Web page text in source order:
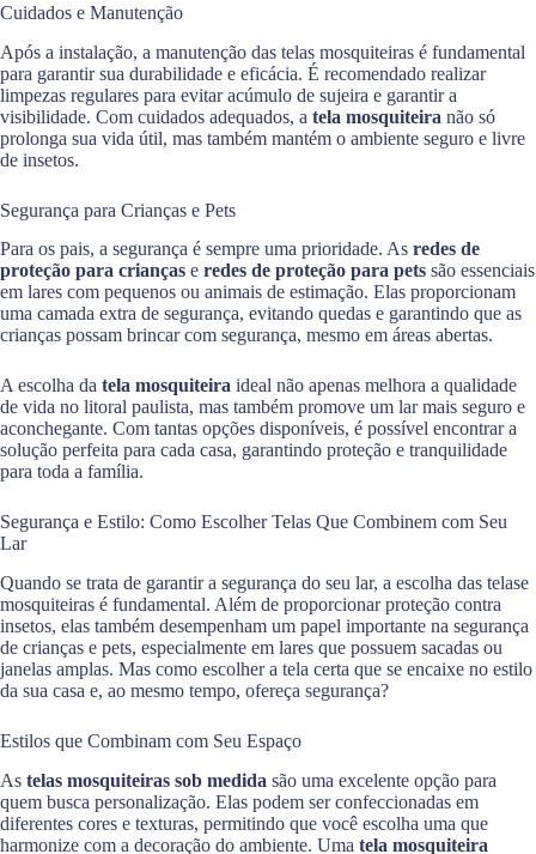
Cuidados e Manutenção
Após a instalação, a manutenção das telas mosquiteiras é fundamental
para garantir sua durabilidade e eficácia. É recomendado realizar
limpezas regulares para evitar acúmulo de sujeira e garantir a
visibilidade. Com cuidados adequados, a tela mosquiteira não só
prolonga sua vida útil, mas também mantém o ambiente seguro e livre
de insetos.
Segurança para Crianças e Pets
Para os pais, a segurança é sempre uma prioridade. As redes de
proteção para crianças e redes de proteção para pets são essenciais
em lares com pequenos ou animais de estimação. Elas proporcionam
uma camada extra de segurança, evitando quedas e garantindo que as
crianças possam brincar com segurança, mesmo em áreas abertas.
A escolha da tela mosquiteira ideal não apenas melhora a qualidade
de vida no litoral paulista, mas também promove um lar mais seguro e
aconchegante. Com tantas opções disponíveis, é possível encontrar a
solução perfeita para cada casa, garantindo proteção e tranquilidade
para toda a família.
Segurança e Estilo: Como Escolher Telas Que Combinem com Seu
Lar
Quando se trata de garantir a segurança do seu lar, a escolha das telase
mosquiteiras é fundamental. Além de proporcionar proteção contra
insetos, elas também desempenham um papel importante na segurança
de crianças e pets, especialmente em lares que possuem sacadas ou
janelas amplas. Mas como escolher a tela certa que se encaixe no estilo
da sua casa e, ao mesmo tempo, ofereça segurança?
Estilos que Combinam com Seu Espaço
As telas mosquiteiras sob medida são uma excelente opção para
quem busca personalização. Elas podem ser confeccionadas em
diferentes cores e texturas, permitindo que você escolha uma que
harmonize com a decoração do ambiente. Uma tela mosquiteira